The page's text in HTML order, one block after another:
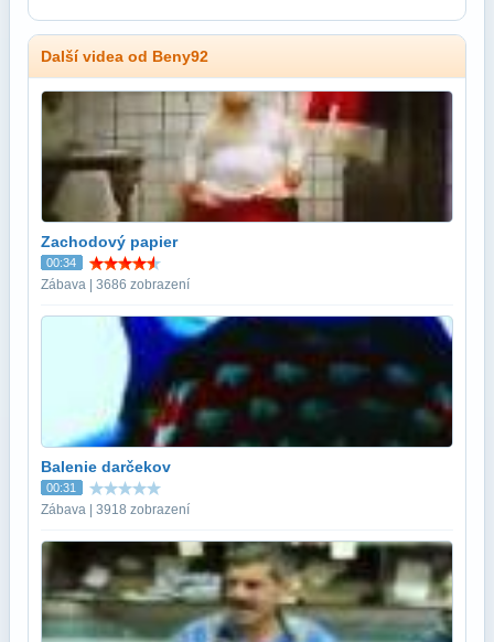
Další videa od Beny92
Zachodový papier
00:34
Zábava | 3686 zobrazení
Balenie darčekov
00:31
Zábava | 3918 zobrazení